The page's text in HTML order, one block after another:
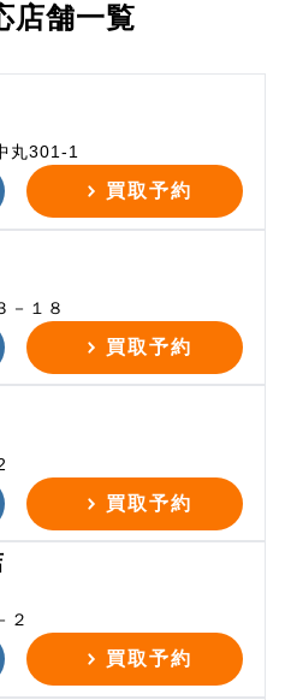
店舗一覧
丸301-1
買取予約
－１８
買取予約
買取予約
２
買取予約